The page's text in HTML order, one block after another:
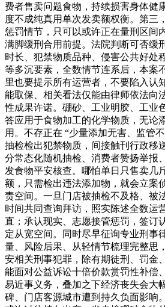
费者售卖问题食物，持续损害身体健
度不成纯真用单次发卖额权衡。第三
惩罚情节，只可以或许正在量刑区间
满脚缓刑合用前提。法院判断可否缓
时长、犯禁物质品种、侵害公共好处
等多沉要素，全数情节连系后，本案
里也要提示所有运营者，不要陷入认
能取保、相关看法仅能由律师依法向
性成果许诺。硼砂、工业明胶、工业
答应用于食物加工的化学物质，无论
用。不存正在 “少量添加无害、监管
抽检检出犯禁物质，间接触刊行政移
分常态化随机抽检、消费者赞扬举报
发食物平安核查。哪怕单日只售卖几
额，只需检出违法添加物，就会立案
责空间。一旦门店被抽检不及格、被
时间共同查询拜访，照实陈述全数运
直；承认现实、志愿接管惩罚，签订
定从宽空间。同时尽早征询专业刑事
量、风险后果、从轻情节梳理完整思
安相关刑事犯罪，除有期徒刑、罚金
能面对公益诉讼十倍价款赏罚性补偿
易近事义务，叠加之下经济丧失会大
碑、门店客源城市遭到持久负面影响